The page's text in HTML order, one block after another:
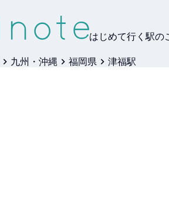
はじめて行く駅の
九州・沖縄 福岡県 津福駅